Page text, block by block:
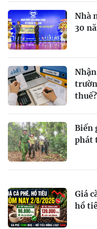
Nhà
30
thuế?
Biến
phát
Giá
hồ